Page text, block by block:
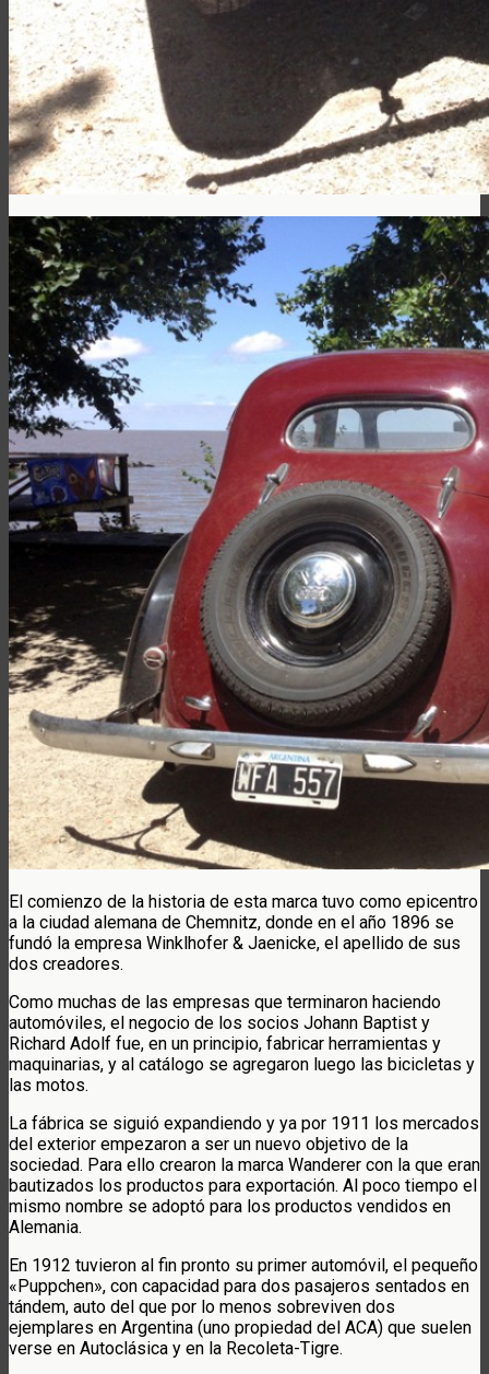
El comienzo de la historia de esta marca tuvo como epicentro
a la ciudad alemana de Chemnitz, donde en el año 1896 se
fundó la empresa Winklhofer & Jaenicke, el apellido de sus
dos creadores.
Como muchas de las empresas que terminaron haciendo
automóviles, el negocio de los socios Johann Baptist y
Richard Adolf fue, en un principio, fabricar herramientas y
maquinarias, y al catálogo se agregaron luego las bicicletas y
las motos.
La fábrica se siguió expandiendo y ya por 1911 los mercados
del exterior empezaron a ser un nuevo objetivo de la
sociedad. Para ello crearon la marca Wanderer con la que eran
bautizados los productos para exportación. Al poco tiempo el
mismo nombre se adoptó para los productos vendidos en
Alemania.
En 1912 tuvieron al fin pronto su primer automóvil, el pequeño
«Puppchen», con capacidad para dos pasajeros sentados en
tándem, auto del que por lo menos sobreviven dos
ejemplares en Argentina (uno propiedad del ACA) que suelen
verse en Autoclásica y en la Recoleta-Tigre.